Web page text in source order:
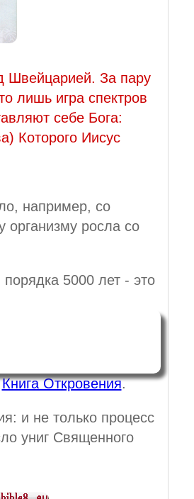
Швейцарией. За пару
лишь игра спектров
себе Бога:
Которого Иисус
например, со
росла со
5000 лет - это
Книга Откровения.
и не только процесс
униг Священного